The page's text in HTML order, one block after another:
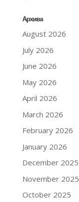
Архива
August 2026
July 2026
June 2026
May 2026
April 2026
March 2026
February 2026
January 2026
December 2025
November 2025
October 2025